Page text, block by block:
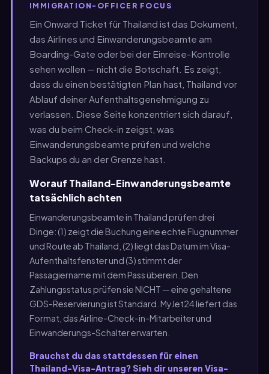
IMMIGRATION-OFFICER FOCUS
Ein Onward Ticket für Thailand ist das Dokument,
das Airlines und Einwanderungsbeamte am
Boarding-Gate oder bei der Einreise-Kontrolle
sehen wollen — nicht die Botschaft. Es zeigt,
dass du einen bestätigten Plan hast, Thailand vor
Ablauf deiner Aufenthaltsgenehmigung zu
verlassen. Diese Seite konzentriert sich darauf,
was du beim Check-in zeigst, was
Einwanderungsbeamte prüfen und welche
Backups du an der Grenze hast.
Worauf Thailand-Einwanderungsbeamte
tatsächlich achten
Einwanderungsbeamte in Thailand prüfen drei
Dinge: (1) zeigt die Buchung eine echte Flugnummer
und Route ab Thailand, (2) liegt das Datum im Visa-
Aufenthaltsfenster und (3) stimmt der
Passagiername mit dem Pass überein. Den
Zahlungsstatus prüfen sie NICHT — eine gehaltene
GDS-Reservierung ist Standard. MyJet24 liefert das
Format, das Airline-Check-in-Mitarbeiter und
Einwanderungs-Schalter erwarten.
Brauchst du das stattdessen für einen
Thailand-Visa-Antrag? Sieh dir unseren Visa-